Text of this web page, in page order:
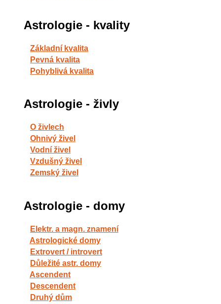
Astrologie - kvality
Základní kvalita
Pevná kvalita
Pohyblivá kvalita
Astrologie - živly
O živlech
Ohnivý živel
Vodní živel
Vzdušný živel
Zemský živel
Astrologie - domy
Elektr. a magn. znamení
Astrologické domy
Extrovert / introvert
Důležité astr. domy
Ascendent
Descendent
Druhý dům